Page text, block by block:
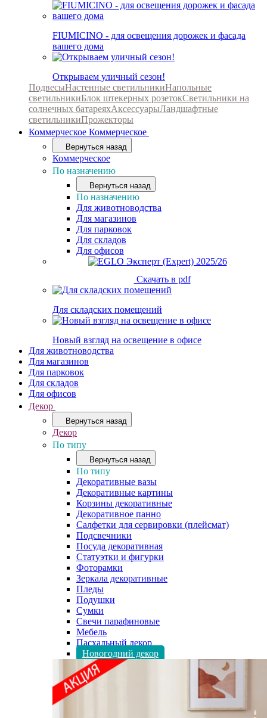
FIUMICINO - для освещения дорожек и фасада
вашего дома
Открываем уличный сезон!
ПодвесыНастенные светильникиНапольные
светильникиБлок штекерных розетокСветильники на
солнечных батареяхАксессуарыЛандшафтные
светильникиПрожекторы
Коммерческое Коммерческое
Вернуться назад
Коммерческое
По назначению
Вернуться назад
По назначению
Для животноводства
Для магазинов
Для парковок
Для складов
Для офисов
Скачать в pdf
Для складских помещений
Новый взгляд на освещение в офисе
Для животноводства
Для магазинов
Для парковок
Для складов
Для офисов
Декор
Вернуться назад
Декор
По типу
Вернуться назад
По типу
Декоративные вазы
Декоративные картины
Корзины декоративные
Декоративное панно
Салфетки для сервировки (плейсмат)
Подсвечники
Посуда декоративная
Статуэтки и фигурки
Фоторамки
Зеркала декоративные
Пледы
Подушки
Сумки
Свечи парафиновые
Мебель
Пасхальный декор
Новогодний декор